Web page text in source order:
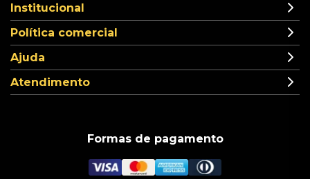
Institucional
Política comercial
Ajuda
Atendimento
Formas de pagamento